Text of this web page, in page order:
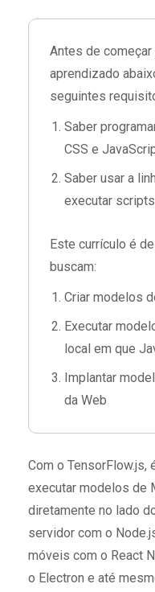
Antes de
aprendizado
seguintes
Saber
CSS e
Saber usar a
executar
Este currículo é
buscam:
Criar modelos
Executar
local em que
Implantar
da Web
Com o
executar modelos de
diretamente no lado
servidor com o
móveis com o React
o Electron e até